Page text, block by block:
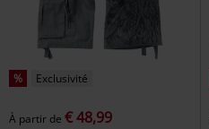
% Exclusivité
À partir de € 48,99